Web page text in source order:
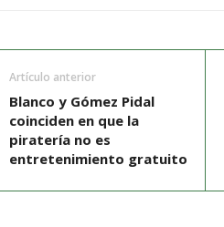
Artículo anterior
Blanco y Gómez Pidal
coinciden en que la
piratería no es
entretenimiento gratuito